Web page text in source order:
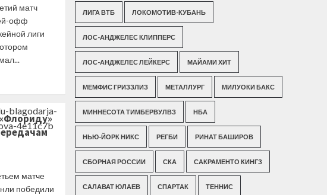
матч
офф
лиги
матче
победили
ЛИГА ВТБ ЛОКОМОТИВ-КУБАНЬ
ЛОС-АНДЖЕЛЕС КЛИППЕРС
ЛОС-АНДЖЕЛЕС ЛЕЙКЕРС МАЙАМИ ХИТ
МЕМФИС ГРИЗЗЛИЗ МЕТАЛЛУРГ МИЛУОКИ БАКС
МИННЕСОТА ТИМБЕРВУЛВЗ НБА
НЬЮ-ЙОРК НИКС РЕГБИ РИНАТ БАШИРОВ
СБОРНАЯ РОССИИ СКА САКРАМЕНТО КИНГЗ
САЛАВАТ ЮЛАЕВ СПАРТАК ТЕННИС